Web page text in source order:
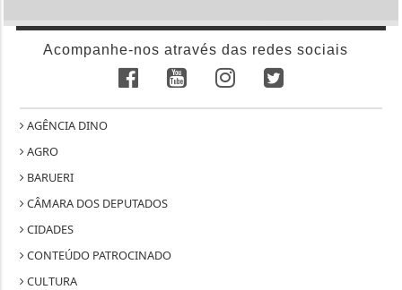
Acompanhe-nos através das redes sociais
AGÊNCIA DINO
AGRO
BARUERI
CÂMARA DOS DEPUTADOS
CIDADES
CONTEÚDO PATROCINADO
CULTURA